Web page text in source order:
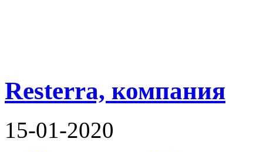
Resterra, компания
15-01-2020